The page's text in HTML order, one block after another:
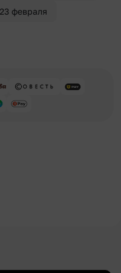
февраля